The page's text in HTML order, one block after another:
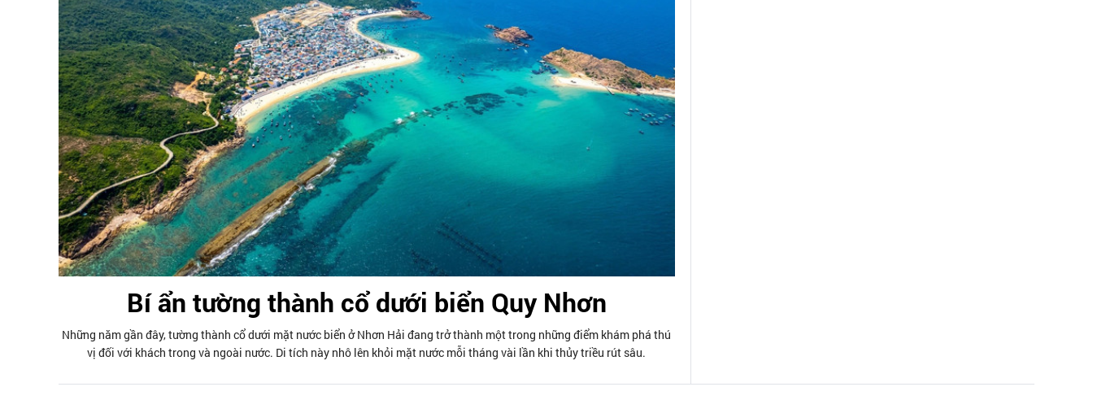
Bí ẩn tường thành cổ dưới biển Quy Nhơn
Những năm gần đây, tường thành cổ dưới mặt nước biển ở Nhơn Hải đang trở thành một trong những điểm khám phá thú
vị đối với khách trong và ngoài nước. Di tích này nhô lên khỏi mặt nước mỗi tháng vài lần khi thủy triều rút sâu.